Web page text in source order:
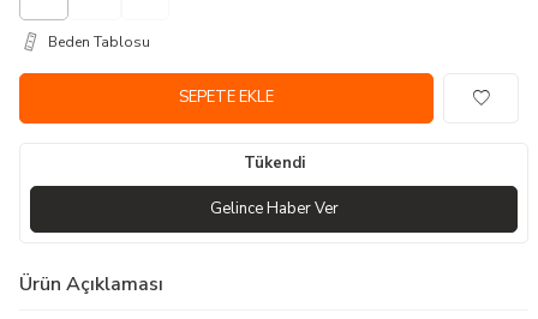
Beden Tablosu
SEPETE EKLE
Tükendi
Gelince Haber Ver
Ürün Açıklaması